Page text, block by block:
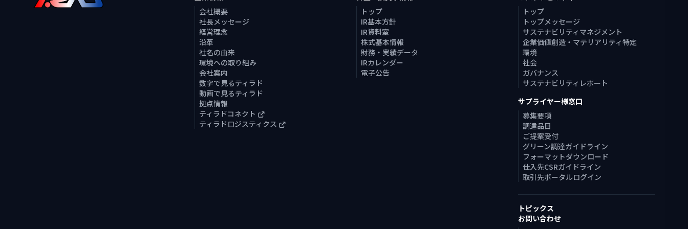
会社概要
社長メッセージ
経営理念
沿革
社名の由来
環境への取り組み
会社案内
数字で見るティラド
動画で見るティラド
拠点情報
ティラドコネクト
ティラドロジスティクス
トップ
IR基本方針
IR資料室
株式基本情報
財務・実績データ
IRカレンダー
電子公告
トップ
トップメッセージ
サステナビリティマネジメント
企業価値創造・マテリアリティ特定
環境
社会
ガバナンス
サステナビリティレポート
サプライヤー様窓口
募集要項
調達品目
ご提案受付
グリーン調達ガイドライン
フォーマットダウンロード
仕入先CSRガイドライン
取引先ポータルログイン
トピックス
お問い合わせ